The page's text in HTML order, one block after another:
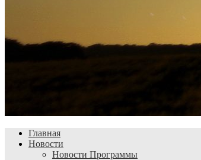
Главная
Новости
Новости Программы